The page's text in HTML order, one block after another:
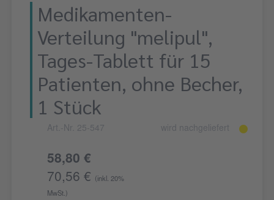
Medikamenten-
Verteilung "melipul",
Tages-Tablett für 15
Patienten, ohne Becher,
1 Stück
Art.-Nr. 25-547 wird nachgeliefert
58,80 €
70,56 €
(inkl. 20%
MwSt.)